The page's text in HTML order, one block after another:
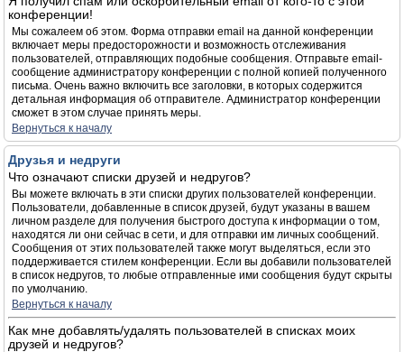
конференции!
Мы сожалеем об этом. Форма отправки email на данной конференции
включает меры предосторожности и возможность отслеживания
пользователей, отправляющих подобные сообщения. Отправьте email-
сообщение администратору конференции с полной копией полученного
письма. Очень важно включить все заголовки, в которых содержится
детальная информация об отправителе. Администратор конференции
сможет в этом случае принять меры.
Вернуться к началу
Друзья и недруги
Что означают списки друзей и недругов?
Вы можете включать в эти списки других пользователей конференции.
Пользователи, добавленные в список друзей, будут указаны в вашем
личном разделе для получения быстрого доступа к информации о том,
находятся ли они сейчас в сети, и для отправки им личных сообщений.
Сообщения от этих пользователей также могут выделяться, если это
поддерживается стилем конференции. Если вы добавили пользователей
в список недругов, то любые отправленные ими сообщения будут скрыты
по умолчанию.
Вернуться к началу
Как мне добавлять/удалять пользователей в списках моих
друзей и недругов?